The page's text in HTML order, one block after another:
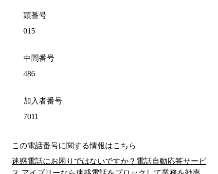
頭番号
015
中間番号
486
加入者番号
7011
この電話番号に関する情報はこちら
迷惑電話にお困りではないですか？電話自動応答サービ